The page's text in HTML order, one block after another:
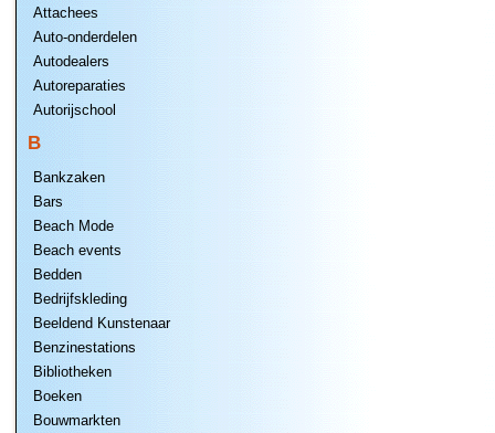
Attachees
Auto-onderdelen
Autodealers
Autoreparaties
Autorijschool
B
Bankzaken
Bars
Beach Mode
Beach events
Bedden
Bedrijfskleding
Beeldend Kunstenaar
Benzinestations
Bibliotheken
Boeken
Bouwmarkten